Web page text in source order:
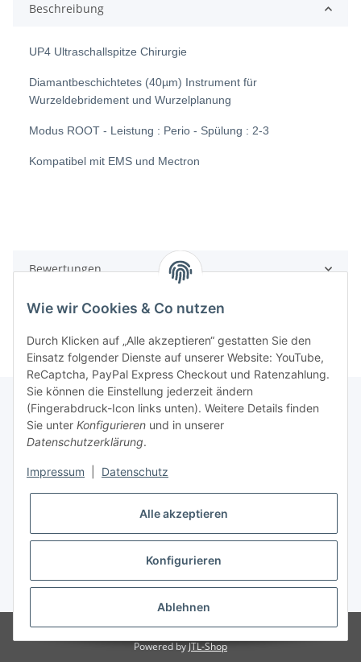
Beschreibung
UP4 Ultraschallspitze Chirurgie
Diamantbeschichtetes (40µm) Instrument für
Wurzeldebridement und Wurzelplanung
Modus ROOT - Leistung : Perio - Spülung : 2-3
Kompatibel mit EMS und Mectron
Bewertungen
Rechtliche Hinweise
Produktinformationen
* Alle Preise zzgl. gesetzlicher USt., zzgl.Versand
© SpezialDental
Powered byJTL-Shop
Wie wir Cookies & Co nutzen
Durch Klicken auf „Alle akzeptieren“ gestatten Sie den
Einsatz folgender Dienste auf unserer Website: YouTube,
ReCaptcha, PayPal Express Checkout und Ratenzahlung.
Sie können die Einstellung jederzeit ändern
(Fingerabdruck-Icon links unten). Weitere Details finden
Sie unter Konfigurieren und in unserer
Datenschutzerklärung.
Impressum Datenschutz
Alle akzeptieren
Konfigurieren
Ablehnen